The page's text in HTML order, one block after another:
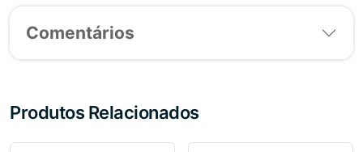
Comentários
Produtos Relacionados